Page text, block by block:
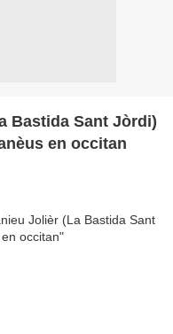
Bastida Sant Jòrdi)
en occitan